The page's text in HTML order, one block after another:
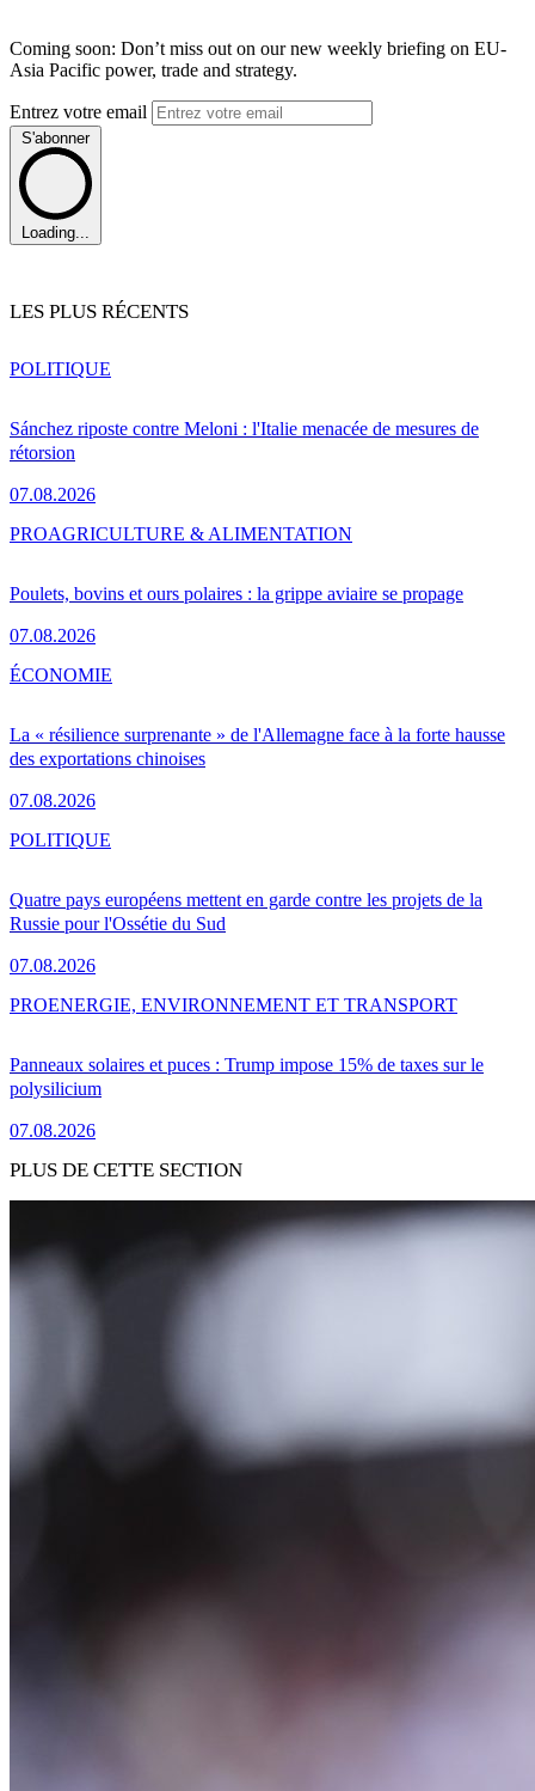
Coming soon: Don’t miss out on our new weekly briefing on EU-
Asia Pacific power, trade and strategy.
Entrez votre email
S'abonner
Loading...
LES PLUS RÉCENTS
Sánchez riposte contre Meloni : l'Italie menacée de mesures de
rétorsion
07.08.2026
POLITIQUE
Poulets, bovins et ours polaires : la grippe aviaire se propage
07.08.2026
PROAGRICULTURE & ALIMENTATION
La « résilience surprenante » de l'Allemagne face à la forte hausse
des exportations chinoises
07.08.2026
ÉCONOMIE
Quatre pays européens mettent en garde contre les projets de la
Russie pour l'Ossétie du Sud
07.08.2026
POLITIQUE
Panneaux solaires et puces : Trump impose 15% de taxes sur le
polysilicium
07.08.2026
PROENERGIE, ENVIRONNEMENT ET TRANSPORT
PLUS DE CETTE SECTION